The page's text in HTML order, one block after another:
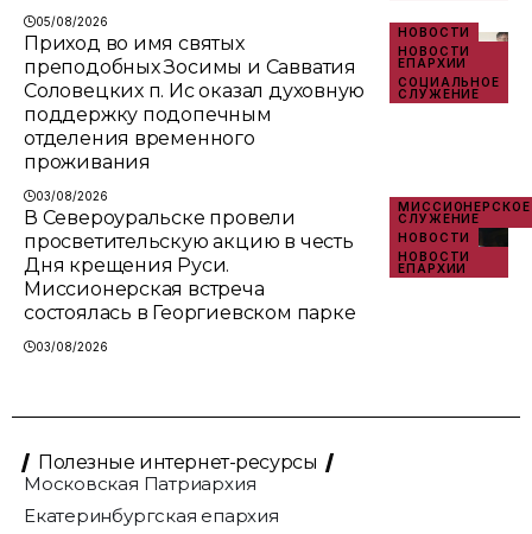
05/08/2026
НОВОСТИ
НОВОСТИ
ЕПАРХИИ
СОЦИАЛЬНОЕ
СЛУЖЕНИЕ
Приход во имя святых
преподобных Зосимы и Савватия
Соловецких п. Ис оказал духовную
поддержку подопечным
отделения временного
проживания
03/08/2026
МИССИОНЕРСКОЕ
СЛУЖЕНИЕ
НОВОСТИ
НОВОСТИ
ЕПАРХИИ
В Североуральске провели
просветительскую акцию в честь
Дня крещения Руси.
Миссионерская встреча
состоялась в Георгиевском парке
03/08/2026
Полезные интернет-ресурсы
Московская Патриархия
Екатеринбургская епархия